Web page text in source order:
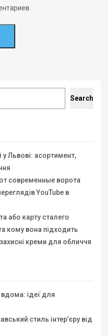
Search
у Львові: асортимент,
современные ворота
YouTube в
або карту сталего
кому вона підходить
креми для обличчя
ідеї для
стиль інтер’єру від